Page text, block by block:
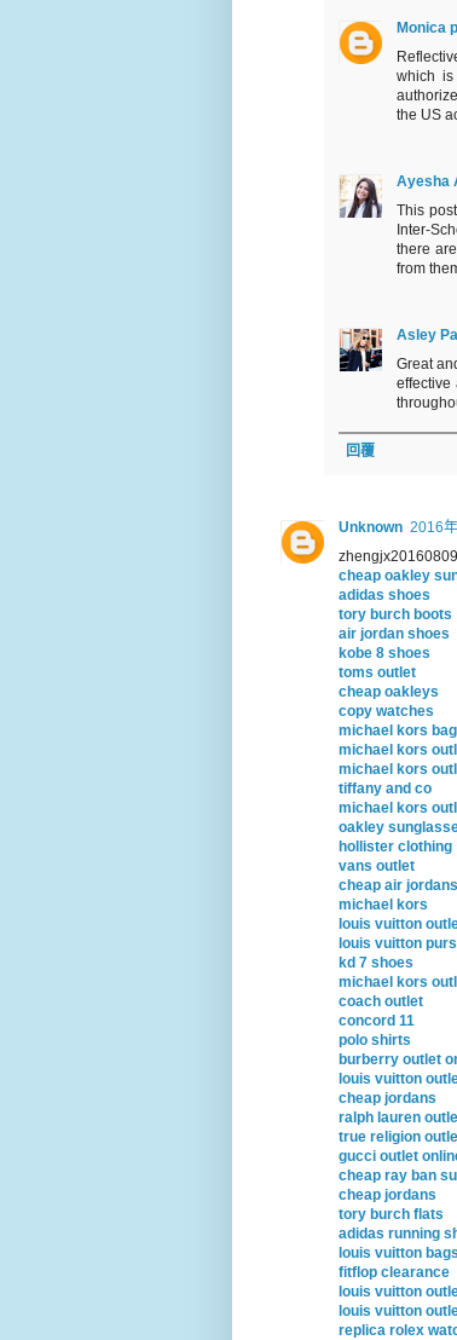
Monica
which
the US
Ayesha
This
Inter-
there
from
Asley
Great
effective
回覆
Unknown 2016
zhengjx20160809
cheap oakley
adidas shoes
tory burch boots
air jordan shoes
kobe 8 shoes
toms outlet
cheap oakleys
copy watches
michael kors
michael kors
michael kors
tiffany and co
michael kors
oakley
hollister clothing
vans outlet
cheap air jordans
michael kors
louis vuitton
louis vuitton
kd 7 shoes
michael kors
coach outlet
concord 11
polo shirts
burberry outlet
louis vuitton
cheap jordans
ralph lauren
true religion
gucci outlet
cheap ray ban
cheap jordans
tory burch flats
adidas running
louis vuitton bags
fitflop clearance
louis vuitton
louis vuitton
replica rolex